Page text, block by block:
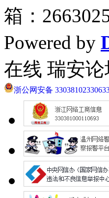
箱：
Powered by
在线 瑞安论
浙公网安备